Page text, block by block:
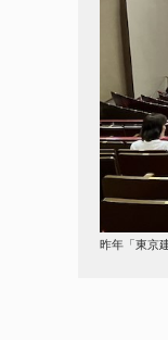
昨年「東京